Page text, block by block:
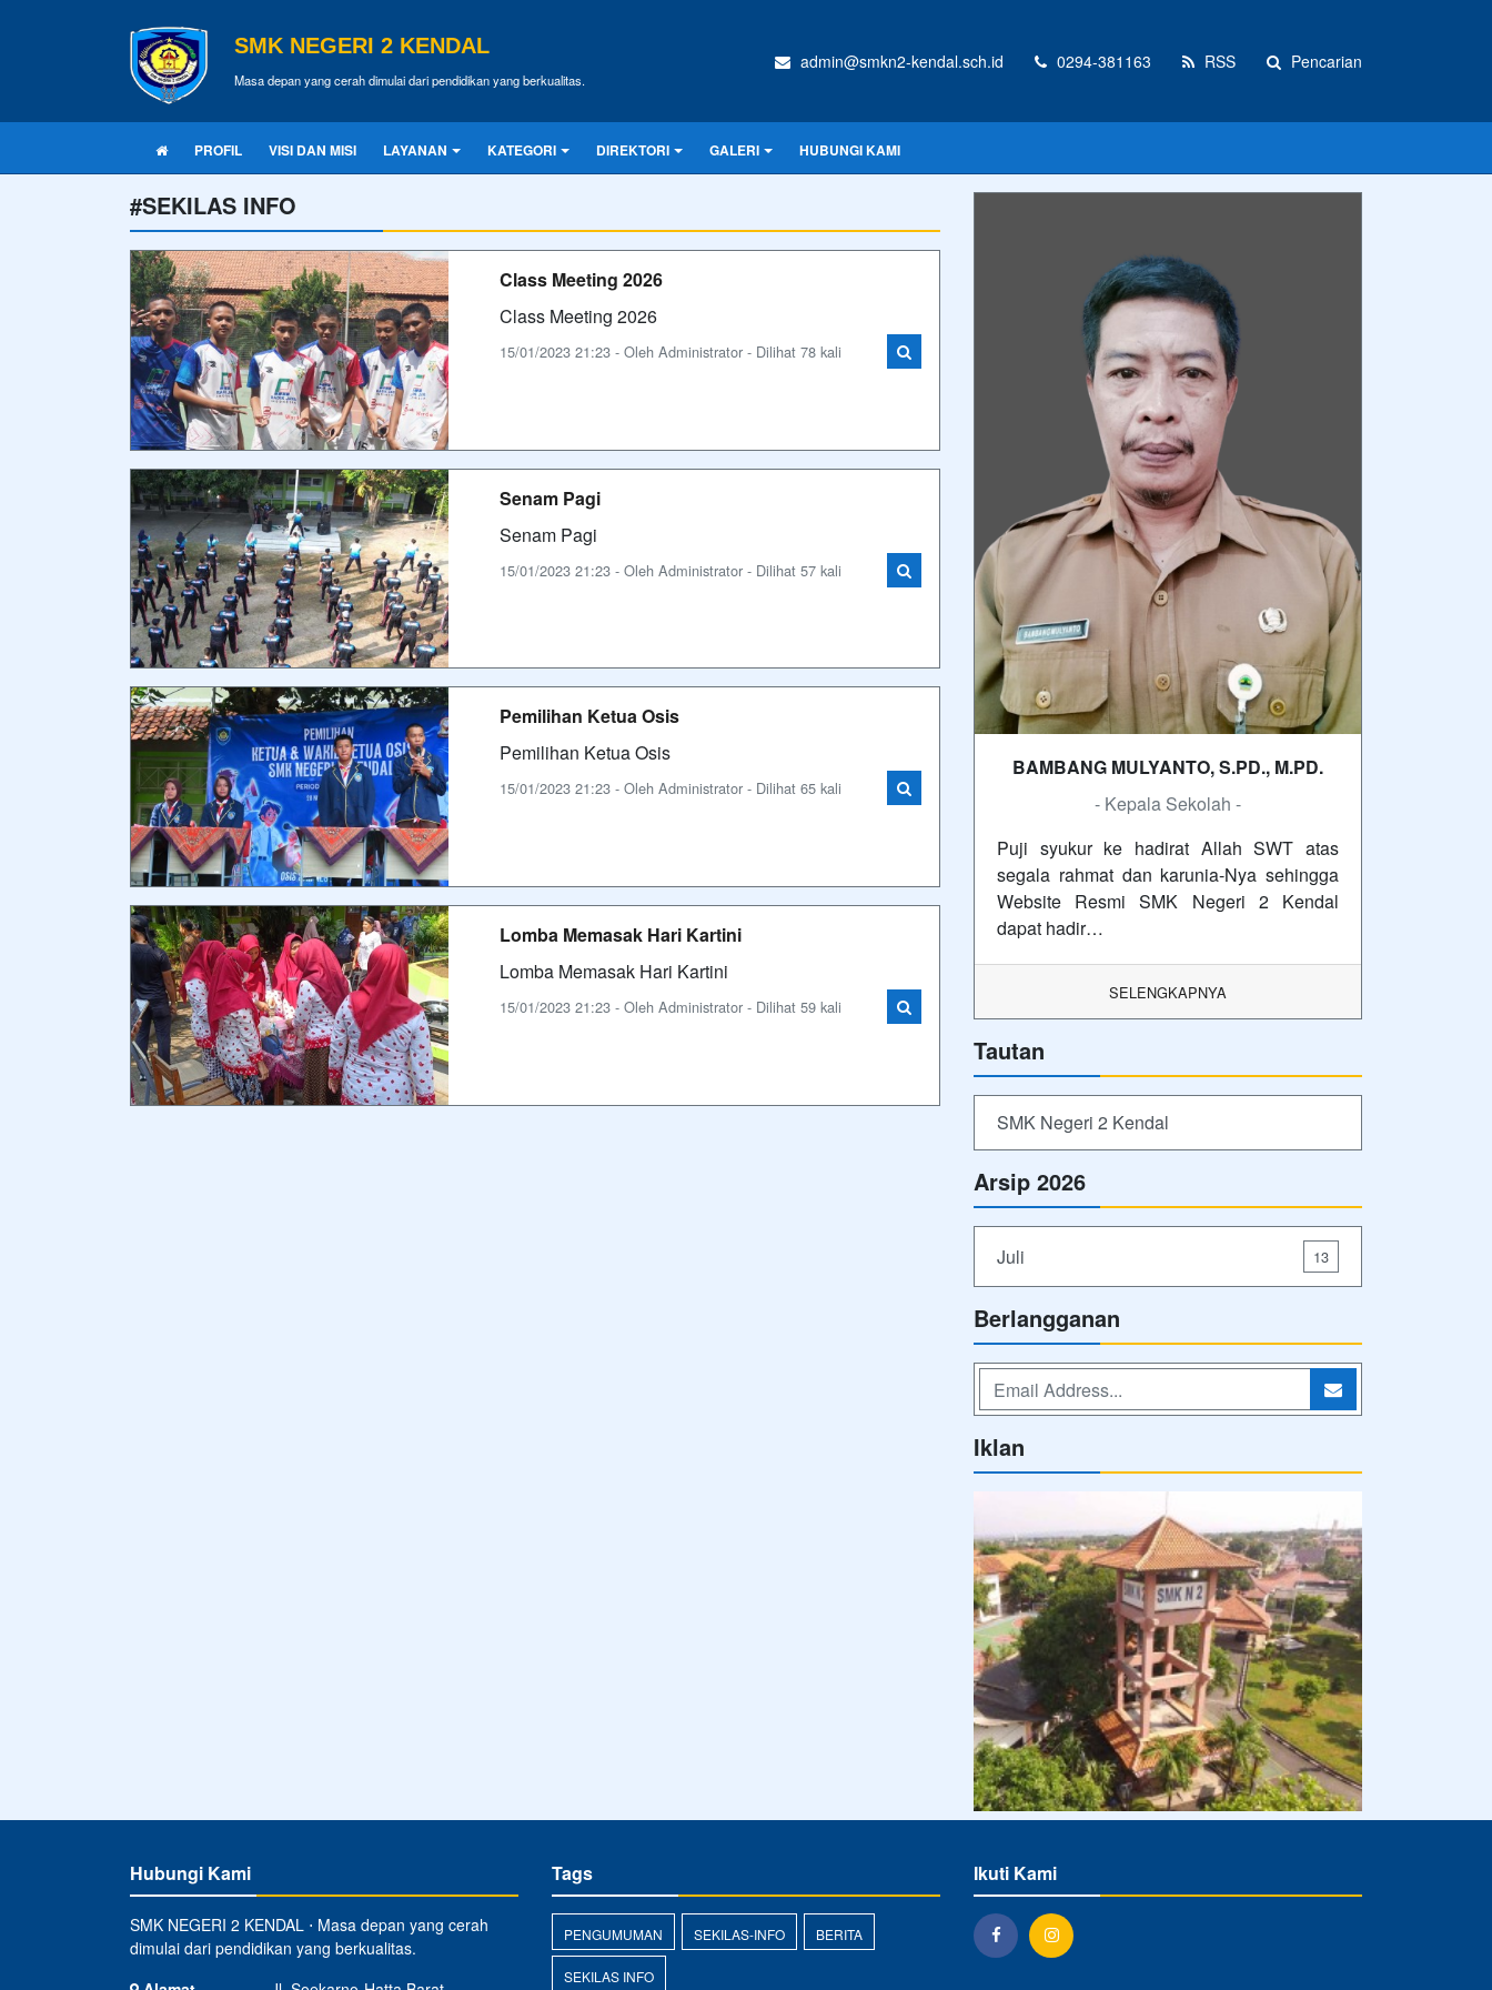
SMK NEGERI 2 KENDAL
Masa depan yang cerah dimulai dari pendidikan yang berkualitas.
admin@smkn2-kendal.sch.id 0294-381163 RSS Pencarian
PROFIL VISI DAN MISI LAYANAN KATEGORI DIREKTORI GALERI HUBUNGI KAMI
#SEKILAS INFO
Class Meeting 2026
Class Meeting 2026
15/01/2023 21:23 - Oleh Administrator - Dilihat 78 kali
Senam Pagi
Senam Pagi
15/01/2023 21:23 - Oleh Administrator - Dilihat 57 kali
Pemilihan Ketua Osis
Pemilihan Ketua Osis
15/01/2023 21:23 - Oleh Administrator - Dilihat 65 kali
Lomba Memasak Hari Kartini
Lomba Memasak Hari Kartini
15/01/2023 21:23 - Oleh Administrator - Dilihat 59 kali
BAMBANG MULYANTO, S.PD., M.PD.
- Kepala Sekolah -
Puji syukur ke hadirat Allah SWT atas
segala rahmat dan karunia-Nya sehingga
Website Resmi SMK Negeri 2 Kendal
dapat hadir…
SELENGKAPNYA
Tautan
SMK Negeri 2 Kendal
Arsip 2026
Juli 13
Berlangganan
Iklan
Hubungi Kami
SMK NEGERI 2 KENDAL ⋅ Masa depan yang cerah
dimulai dari pendidikan yang berkualitas.
Tags
PENGUMUMAN SEKILAS-INFO BERITA
SEKILAS INFO
Ikuti Kami